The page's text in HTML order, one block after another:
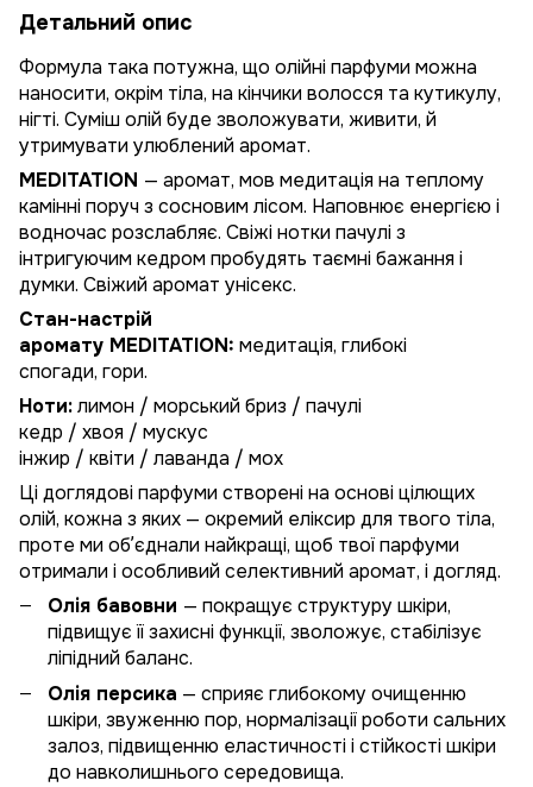
Детальний опис
Формула така потужна, що олійні парфуми можна
наносити, окрім тіла, на кінчики волосся та кутикулу,
нігті. Суміш олій буде зволожувати, живити, й
утримувати улюблений аромат.
MEDITATION — аромат, мов медитація на теплому
камінні поруч з сосновим лісом. Наповнює енергією і
водночас розслабляє. Свіжі нотки пачулі з
інтригуючим кедром пробудять таємні бажання і
думки. Свіжий аромат унісекс.
Стан-настрій
аромату MEDITATION: медитація, глибокі
спогади, гори.
Ноти:лимон / морський бриз / пачулі
кедр / хвоя / мускус
інжир / квіти / лаванда / мох
Ці доглядові парфуми створені на основі цілющих
олій, кожна з яких — окремий еліксир для твого тіла,
проте ми обʼєднали найкращі, щоб твої парфуми
отримали і особливий селективний аромат, і догляд.
Олія бавовни — покращує структуру шкіри,
підвищує її захисні функції, зволожує, стабілізує
ліпідний баланс.
Олія персика — сприяє глибокому очищенню
шкіри, звуженню пор, нормалізації роботи сальних
залоз, підвищенню еластичності і стійкості шкіри
до навколишнього середовища.